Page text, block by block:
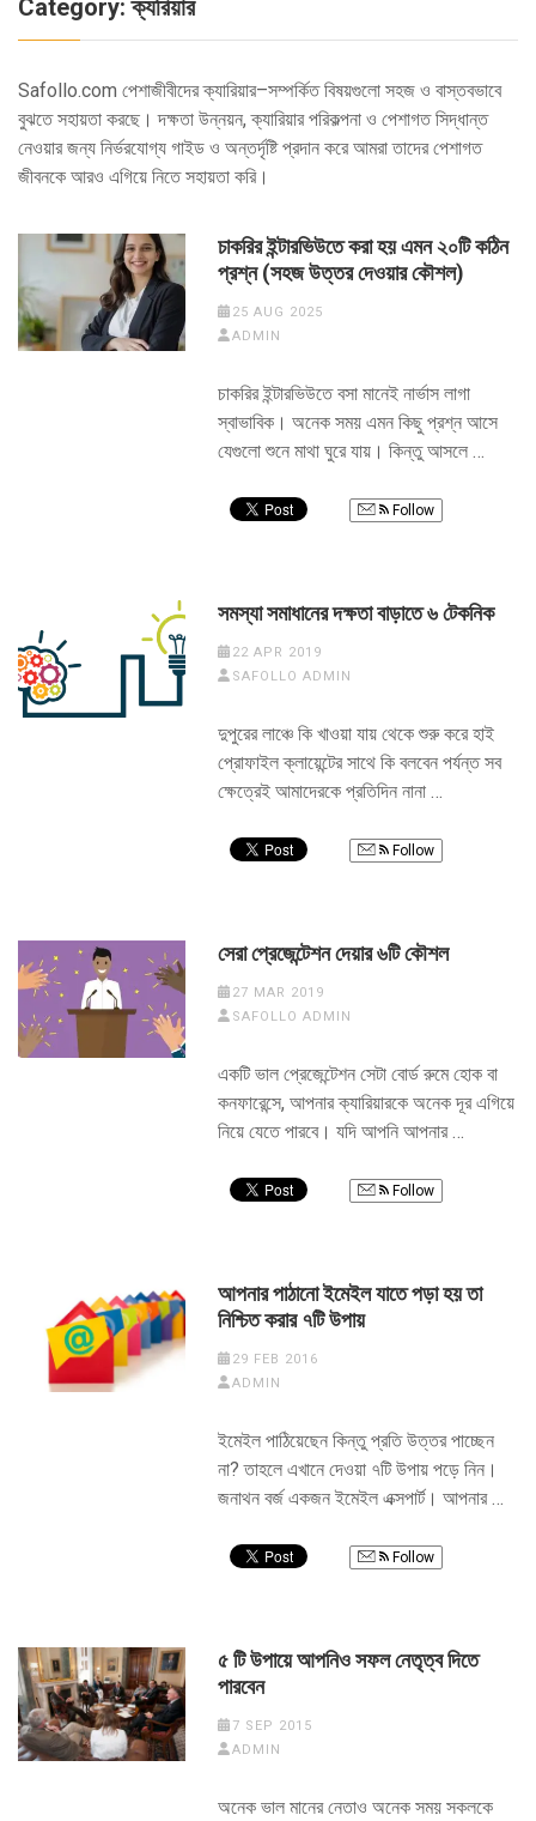
Category:ক্যরিয়ার
Safollo.com পেশাজীবীদের ক্যারিয়ার–সম্পর্কিত বিষয়গুলো সহজ ও বাস্তবভাবে
বুঝতে সহায়তা করছে। দক্ষতা উন্নয়ন, ক্যারিয়ার পরিকল্পনা ও পেশাগত সিদ্ধান্ত
নেওয়ার জন্য নির্ভরযোগ্য গাইড ও অন্তর্দৃষ্টি প্রদান করে আমরা তাদের পেশাগত
জীবনকে আরও এগিয়ে নিতে সহায়তা করি।
চাকরির ইন্টারভিউতে করা হয় এমন ২০টি কঠিন
প্রশ্ন (সহজ উত্তর দেওয়ার কৌশল)
25 AUG 2025
ADMIN
চাকরির ইন্টারভিউতে বসা মানেই নার্ভাস লাগা
স্বাভাবিক। অনেক সময় এমন কিছু প্রশ্ন আসে
যেগুলো শুনে মাথা ঘুরে যায়। কিন্তু আসলে …
Follow
সমস্যা সমাধানের দক্ষতা বাড়াতে ৬ টেকনিক
22 APR 2019
SAFOLLO ADMIN
দুপুরের লাঞ্চে কি খাওয়া যায় থেকে শুরু করে হাই
প্রোফাইল ক্লায়েন্টের সাথে কি বলবেন পর্যন্ত সব
ক্ষেত্রেই আমাদেরকে প্রতিদিন নানা …
Follow
সেরা প্রেজেন্টেশন দেয়ার ৬টি কৌশল
27 MAR 2019
SAFOLLO ADMIN
একটি ভাল প্রেজেন্টেশন সেটা বোর্ড রুমে হোক বা
কনফারেন্সে, আপনার ক্যারিয়ারকে অনেক দূর এগিয়ে
নিয়ে যেতে পারবে। যদি আপনি আপনার …
Follow
আপনার পাঠানো ইমেইল যাতে পড়া হয় তা
নিশ্চিত করার ৭টি উপায়
29 FEB 2016
ADMIN
ইমেইল পাঠিয়েছেন কিন্তু প্রতি উত্তর পাচ্ছেন
না? তাহলে এখানে দেওয়া ৭টি উপায় পড়ে নিন।
জনাথন বর্জ একজন ইমেইল এক্সপার্ট। আপনার …
Follow
৫ টি উপায়ে আপনিও সফল নেতৃত্ব দিতে
পারবেন
7 SEP 2015
ADMIN
অনেক ভাল মানের নেতাও অনেক সময় সকলকে